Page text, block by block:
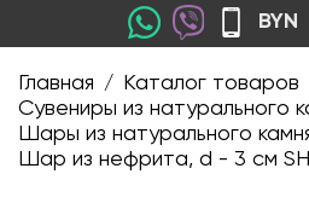
BYN
Главная / Каталог товаров
Сувениры из натурального
Шары из натурального
Шар из нефрита, d - 3 см